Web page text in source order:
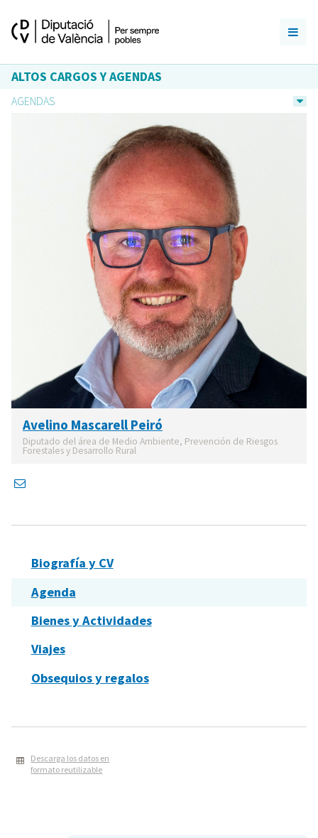
ALTOS CARGOS Y AGENDAS
AGENDAS
Avelino Mascarell Peiró
Diputado del área de Medio Ambiente, Prevención de Riesgos
Forestales y Desarrollo Rural
Biografía y CV
Agenda
Bienes y Actividades
Viajes
Obsequios y regalos
Descarga los datos en
formato reutilizable